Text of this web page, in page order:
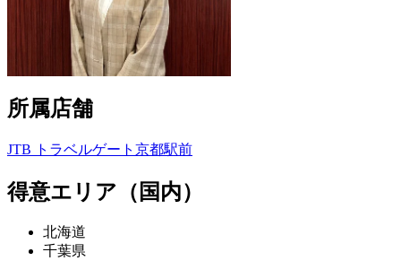
所属店舗
JTB トラベルゲート京都駅前
得意エリア（国内）
北海道
千葉県